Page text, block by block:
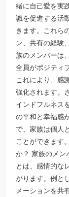
緒に自己愛を実
識を促進する活
きます。これら
ン、共有の経験
族のメンバーは
全員がポジティ
これにより、感
強化されます。
インドフルネス
の平和と幸福感
で、家族は個人
ことができます
か？ 家族のメン
とは、感情的な
がります。例と
メーションを共